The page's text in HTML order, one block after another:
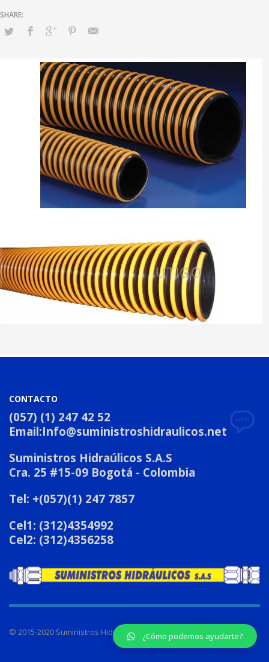
CONTACTO
(057) (1) 247 42 52
Email:Info@suministroshidraulicos.net
Suministros Hidraúlicos S.A.S
Cra. 25 #15-09 Bogotá - Colombia
Tel: +(057)(1) 247 7857
Cel1: (312)4354992
Cel2: (312)4356258
© 2015-2020 Suministros Hidraulicos SAS¿Cómo podemos ayudarte?